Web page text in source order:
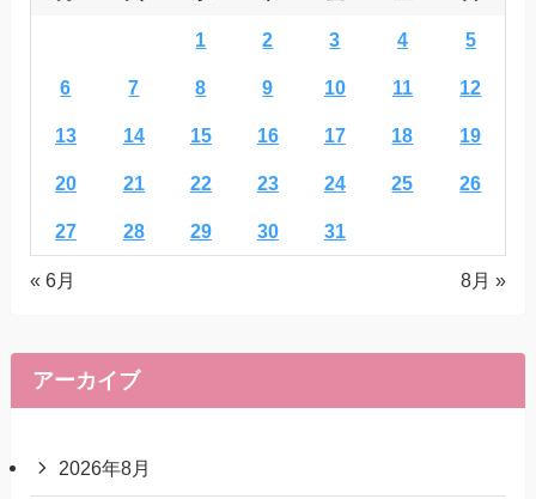
1 2 3 4 5
6 7 8 9 10 11 12
13 14 15 16 17 18 19
20 21 22 23 24 25 26
27 28 29 30 31
« 6月 8月 »
アーカイブ
2026年8月